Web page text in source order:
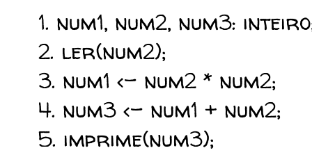
1. num1, num2, num3:
2. ler(num2);
3. num1 <- num2 * num2;
4. num3 <- num1 + num2;
5. imprime(num3);